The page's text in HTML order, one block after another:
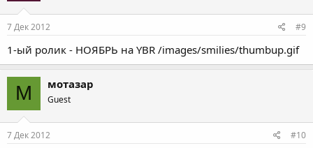
7 Дек 2012 #9
1-ый ролик - НОЯБРЬ на YBR /images/smilies/thumbup.gif
М мотазар
Guest
7 Дек 2012 #10